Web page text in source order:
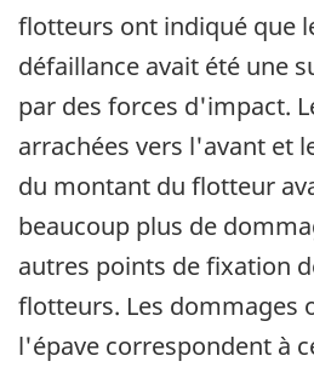
flotteurs ont indiqué que
défaillance avait été une
par des forces d'impact.
arrachées vers l'avant et
du montant du flotteur
beaucoup plus de
autres points de fixation
flotteurs. Les dommages
l'épave correspondent à